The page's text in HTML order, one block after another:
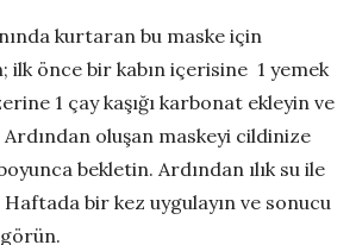
kurtaran bu maske için
ilk önce bir kabın içerisine 1 yemek
1 çay kaşığı karbonat ekleyin ve
Ardından oluşan maskeyi cildinize
bekletin. Ardından ılık su ile
bir kez uygulayın ve sonucu